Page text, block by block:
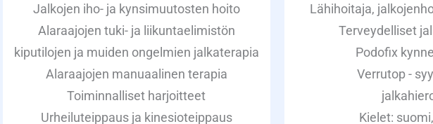
Jalkojen iho- ja kynsimuutosten hoito
Alaraajojen tuki- ja liikuntaelimistön
kiputilojen ja muiden ongelmien jalkaterapia
Alaraajojen manuaalinen terapia
Toiminnalliset harjoitteet
Urheiluteippaus ja kinesioteippaus
Lähihoitaja,
Terveydelliset
Podofix
Verrutop -
Kielet: